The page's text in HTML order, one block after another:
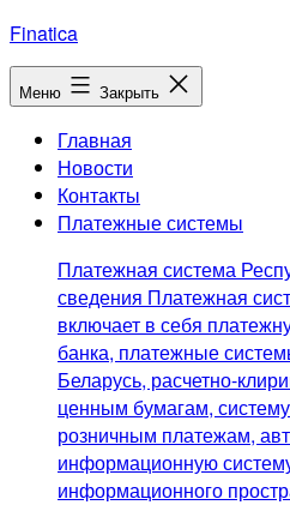
Перейти
к
содержимому
Finatica
Меню Закрыть
Главная
Новости
Контакты
Платежные системы
Платежная система
сведения Платежная
включает в себя
банка, платежные
Беларусь, расчетно-
ценным бумагам,
розничным платежам,
информационную
информационного